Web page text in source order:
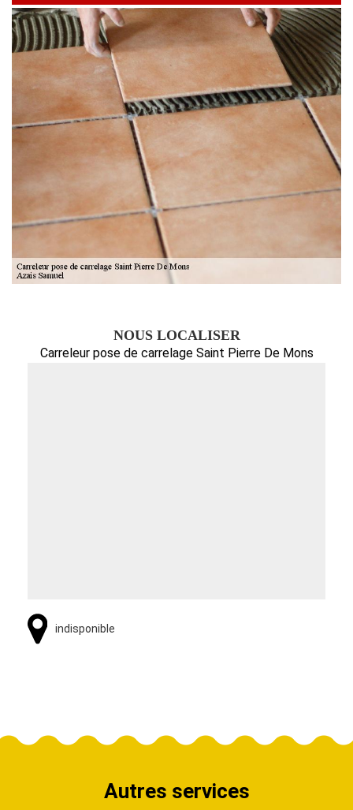
NOUS LOCALISER
Carreleur pose de carrelage Saint Pierre De Mons
indisponible
Autres services